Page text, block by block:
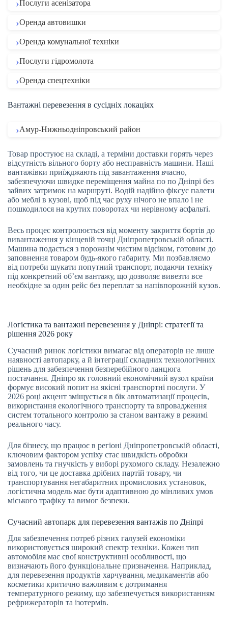
Послуги асенізатора
Оренда автовишки
Оренда комунальної техніки
Послуги гідромолота
Оренда спецтехніки
Вантажні перевезення в сусідніх локаціях
Амур-Нижньодніпровський район
Товар простуює на складі, а терміни доставки горять через
відсутність вільного борту або несправність машини. Наші
вантажівки приїжджають під завантаження вчасно,
забезпечуючи швидке переміщення майна по по Дніпрі без
зайвих затримок на маршруті. Водій надійно фіксує палети
або меблі в кузові, щоб під час руху нічого не впало і не
пошкодилося на крутих поворотах чи нерівному асфальті.
Весь процес контролюється від моменту закриття бортів до
вивантаження у кінцевій точці Дніпропетровській області.
Машина подається з порожнім чистим відсіком, готовим до
заповнення товаром будь-якого габариту. Ми позбавляємо
від потреби шукати попутний транспорт, подаючи техніку
під конкретний об’єм вантажу, що дозволяє вивезти все
необхідне за один рейс без переплат за напівпорожній кузов.
Логістика та вантажні перевезення у Дніпрі: стратегії та
рішення 2026 року
Сучасний ринок логістики вимагає від операторів не лише
наявності автопарку, а й інтеграції складних технологічних
рішень для забезпечення безперебійного ланцюга
постачання. Дніпро як головний економічний вузол країни
формує високий попит на якісні транспортні послуги. У
2026 році акцент зміщується в бік автоматизації процесів,
використання екологічного транспорту та впровадження
систем тотального контролю за станом вантажу в режимі
реального часу.
Для бізнесу, що працює в регіоні Дніпропетровській області,
ключовим фактором успіху стає швидкість обробки
замовлень та гнучкість у виборі рухомого складу. Незалежно
від того, чи це доставка дрібних партій товару, чи
транспортування негабаритних промислових установок,
логістична модель має бути адаптивною до мінливих умов
міського трафіку та вимог безпеки.
Сучасний автопарк для перевезення вантажів по Дніпрі
Для забезпечення потреб різних галузей економіки
використовується широкий спектр техніки. Кожен тип
автомобіля має свої конструктивні особливості, що
визначають його функціональне призначення. Наприклад,
для перевезення продуктів харчування, медикаментів або
косметики критично важливим є дотримання
температурного режиму, що забезпечується використанням
рефрижераторів та ізотермів.